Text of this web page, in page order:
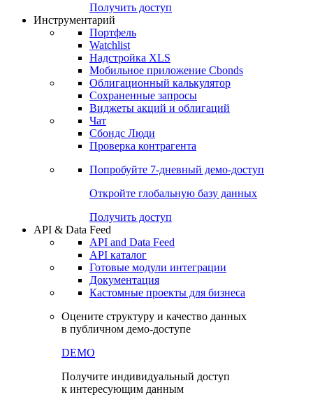
Получить доступ
Инструментарий
Портфель
Watchlist
Надстройка XLS
Мобильное приложение Cbonds
Облигационный калькулятор
Сохраненные запросы
Виджеты акций и облигаций
Чат
Сбондс Люди
Проверка контрагента
Попробуйте 7-дневный демо-доступ
Откройте глобальную базу данных
Получить доступ
API & Data Feed
API and Data Feed
API каталог
Готовые модули интеграции
Документация
Кастомные проекты для бизнеса
Оцените структуру и качество данных
в публичном демо-доступе
DEMO
Получите индивидуальный доступ
к интересующим данным